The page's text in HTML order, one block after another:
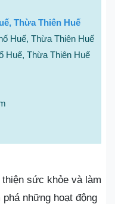
Thừa Thiên Huế
Huế, Thừa Thiên Huế
Huế, Thừa Thiên Huế
sức khỏe và làm
những hoạt động